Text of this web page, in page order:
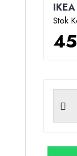
Stok